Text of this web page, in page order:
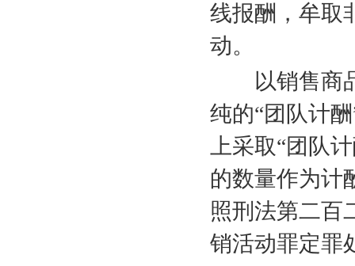
线报酬，牟取
动。
以销售商品
纯的“团队计
上采取“团队
的数量作为计
照刑法第二百
销活动罪定罪